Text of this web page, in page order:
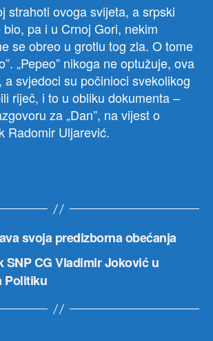
strahoti ovoga svijeta, a srpski
pa i u Crnoj Gori, nekim
se obreo u grotlu tog zla. O tome
„Pepeo” nikoga ne optužuje, ova
a svjedoci su počinioci svekolikog
riječ, i to u obliku dokumenta –
za „Dan”, na vijest o
Radomir Uljarević.
svoja predizborna obećanja
SNP CG Vladimir Joković u
Politiku